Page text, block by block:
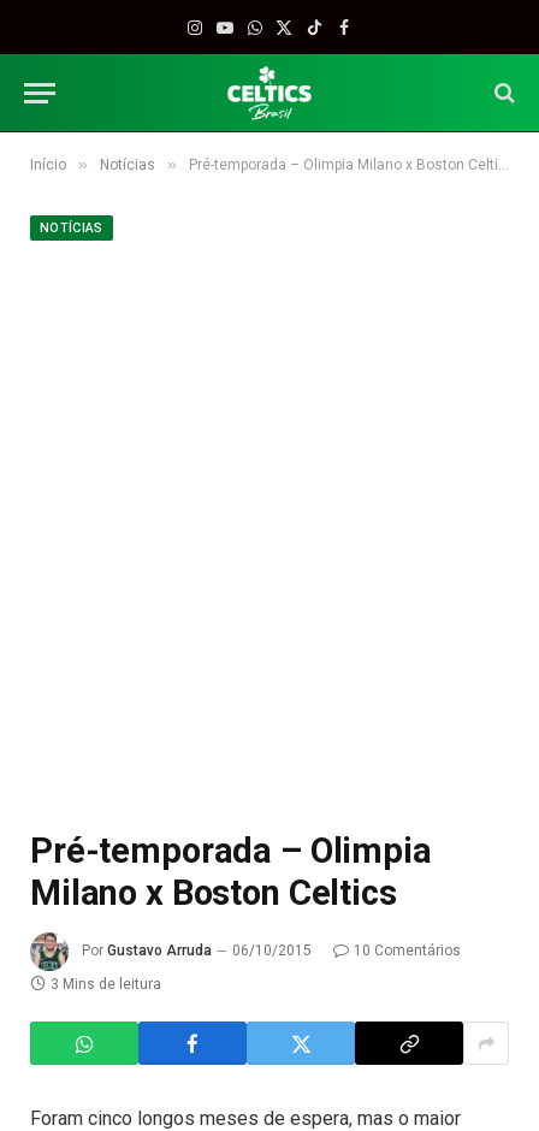
Instagram
YouTube
WhatsApp
X
TikTokFacebook
Início » Notícias » Pré-temporada – Olimpia Milano x Boston Celtics
NOTÍCIAS
Pré-temporada – Olimpia
Milano x Boston Celtics
Por Gustavo Arruda 06/10/2015
10 Comentários
3 Mins de leitura
Foram cinco longos meses de espera, mas o maior